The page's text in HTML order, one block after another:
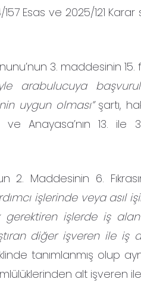
Esas ve 2025/121 Karar
3. maddesinin 15.
arabulucuya
uygun olması” şartı,
ve Anayasa’nın 13. ile
2. Maddesinin 6.
işlerinde veya asıl
gerektiren işlerde iş
diğer işveren ile iş
tanımlanmış olup
alt işveren ile